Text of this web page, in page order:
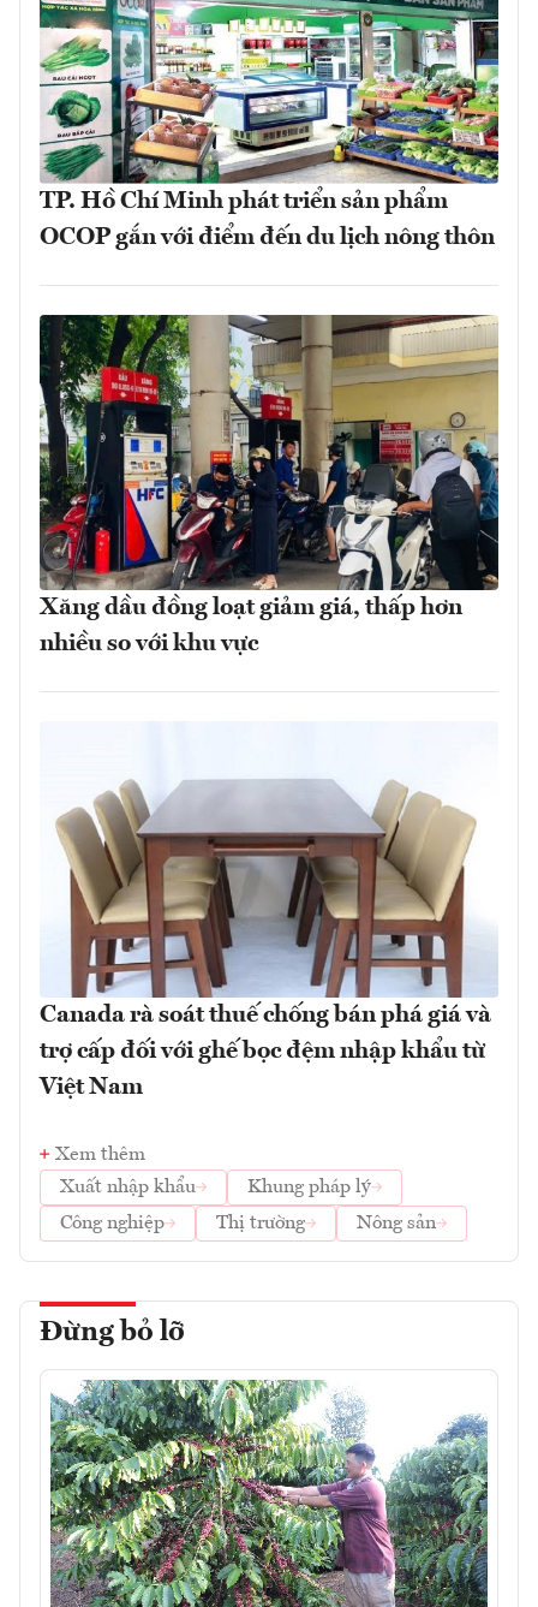
TP. Hồ Chí Minh phát triển sản phẩm
OCOP gắn với điểm đến du lịch nông thôn
Xăng dầu đồng loạt giảm giá, thấp hơn
nhiều so với khu vực
Canada rà soát thuế chống bán phá giá và
trợ cấp đối với ghế bọc đệm nhập khẩu từ
Việt Nam
Xem thêm
Xuất nhập khẩu
Khung pháp lý
Công nghiệp
Thị trường Nông sản
Đừng bỏ lỡ